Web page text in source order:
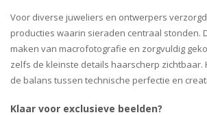
Voor diverse juweliers en ontwerpers
producties waarin sieraden centraal stonden.
maken van macrofotografie en zorgvuldig
zelfs de kleinste details haarscherp zichtbaar.
de balans tussen technische perfectie en
Klaar voor exclusieve beelden?